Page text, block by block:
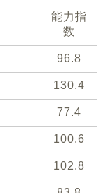
能力指
数
96.8
130.4
77.4
100.6
102.8